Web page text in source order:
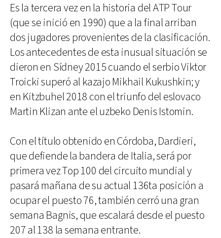
Es la tercera vez en la historia del ATP Tour
(que se inició en 1990) que a la final arriban
dos jugadores provenientes de la clasificación.
Los antecedentes de esta inusual situación se
dieron en Sídney 2015 cuando el serbio Viktor
Troicki superó al kazajo Mikhail Kukushkin; y
en Kitzbuhel 2018 con el triunfo del eslovaco
Martin Klizan ante el uzbeko Denis Istomin.
Con el título obtenido en Córdoba, Dardieri,
que defiende la bandera de Italia, será por
primera vez Top 100 del circuito mundial y
pasará mañana de su actual 136ta posición a
ocupar el puesto 76, también cerró una gran
semana Bagnis, que escalará desde el puesto
207 al 138 la semana entrante.